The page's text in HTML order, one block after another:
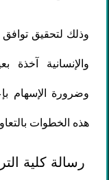
وذلك لتحقيق
والإنسانية آخذة
وضرورة الإسهام
هذه الخطوات
رسالة كلية